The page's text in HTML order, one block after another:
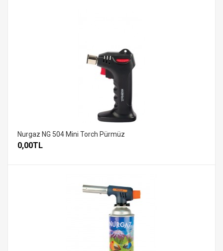
Nurgaz NG 504 Mini Torch Pürmüz
0,00TL